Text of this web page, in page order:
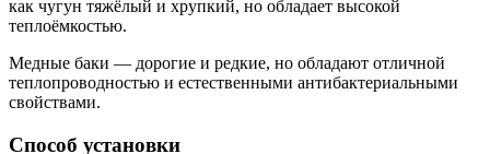
как чугун тяжёлый и хрупкий, но обладает высокой
теплоёмкостью.
Медные баки — дорогие и редкие, но обладают отличной
теплопроводностью и естественными антибактериальными
свойствами.
Способ установки